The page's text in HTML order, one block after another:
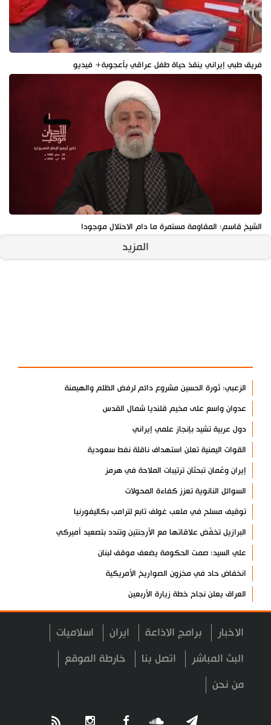
فريق طبي إيراني ينقذ حياة طفل عراقي بأعجوبة+ فيديو
الشيخ قاسم: المقاومة مستمرة ما دام الاحتلال موجودا
المزيد
الزعبي: ثورة الحسين مشروع دائم لرفض الظلم والهيمنة
عدوان واسع على مخيم قلنديا شمال القدس
دول عربية تشيد بإنجاز علمي إيراني
القوات اليمنية تعلن استهداف ناقلة نفط سعودية
إيران وعُمان تبحثان ترتيبات الملاحة في هرمز
السوائل النانوية تعزز كفاءة المحولات
توقيف مسلح في ملعب غولف تابع لترامب بكاليفورنيا
البرازيل تخفّض علاقاتها مع الأرجنتين وتندد بتصعيد أميركي
علي السيد: صمت الحكومة يضعف موقف لبنان
انخفاض حاد في مخزون الصواريخ الأمريكية
العراق يعلن نجاح خطة زيارة الأربعين
رضائي: إيران جاهزة للدفاع عن سيادتها
رئيس بلدية طهران يلتقي مع متولي العتبة الحسينية ومحافظ كربلاء
تقرير مصور.. مراسم عزاء الأربعين بجوار مكان استشهاد الإمام
فريق طبي إيراني ينقذ حياة طفل عراقي بأعجوبة+ فيديو
الشيخ قاسم: المقاومة مستمرة ما دام الاحتلال موجودا
الاخبار برامج الاذاعة ايران اسلاميات
البث المباشر اتصل بنا خارطة الموقع
من نحن